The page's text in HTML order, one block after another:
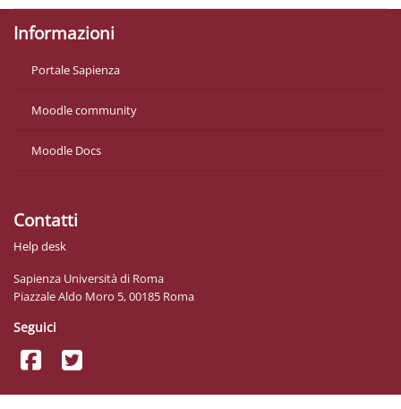
Informazioni
Portale Sapienza
Moodle community
Moodle Docs
Contatti
Help desk
Sapienza Università di Roma
Piazzale Aldo Moro 5, 00185 Roma
Seguici